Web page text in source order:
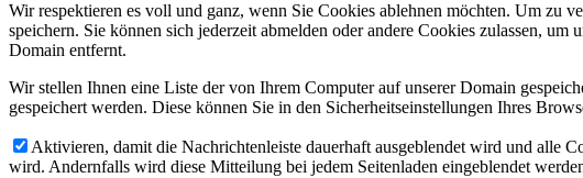
Wir respektieren es voll und ganz, wenn Sie Cookies ablehnen möchten. Um zu
speichern. Sie können sich jederzeit abmelden oder andere Cookies zulassen,
Domain entfernt.
Wir stellen Ihnen eine Liste der von Ihrem Computer auf unserer Domain
gespeichert werden. Diese können Sie in den Sicherheitseinstellungen Ihres
Aktivieren, damit die Nachrichtenleiste dauerhaft ausgeblendet wird und alle
wird. Andernfalls wird diese Mitteilung bei jedem Seitenladen eingeblendet